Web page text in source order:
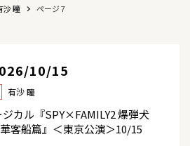
沙 瞳 ページ 7
10/15
有沙 瞳
ジカル『SPY×FAMILY2 爆弾犬
客船篇』＜東京公演＞10/15